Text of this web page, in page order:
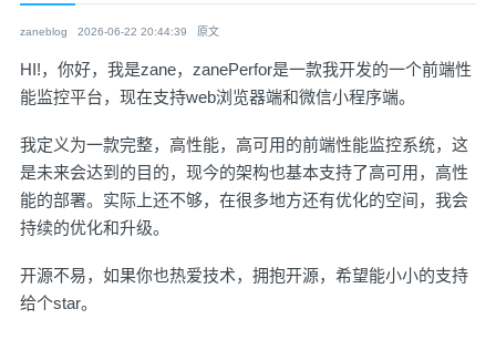
zaneblog 2026-06-22 20:44:39 原文
HI!，你好，我是zane，zanePerfor是一款我开发的一个前端性
能监控平台，现在支持web浏览器端和微信小程序端。
我定义为一款完整，高性能，高可用的前端性能监控系统，这
是未来会达到的目的，现今的架构也基本支持了高可用，高性
能的部署。实际上还不够，在很多地方还有优化的空间，我会
持续的优化和升级。
开源不易，如果你也热爱技术，拥抱开源，希望能小小的支持
给个star。